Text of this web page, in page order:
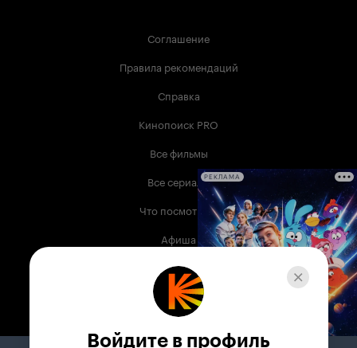
Соглашение
Правила рекомендаций
Справка
Кинопоиск PRO
Все фильмы
Все сериалы
Что посмотреть
Афиша
Музыка
Телепрограмма
РЕКЛАМА
Войдите в профиль